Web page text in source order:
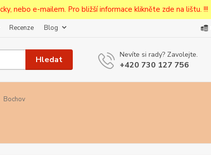
nebo e-mailem. Pro bližší informace klikněte zde na lištu. !!!
Recenze Blog
Hledat Nevíte si rady? Zavolejte.
+420 730 127 756
Bochov
nastavena sleva, případně upravena cena v
první objednávce.